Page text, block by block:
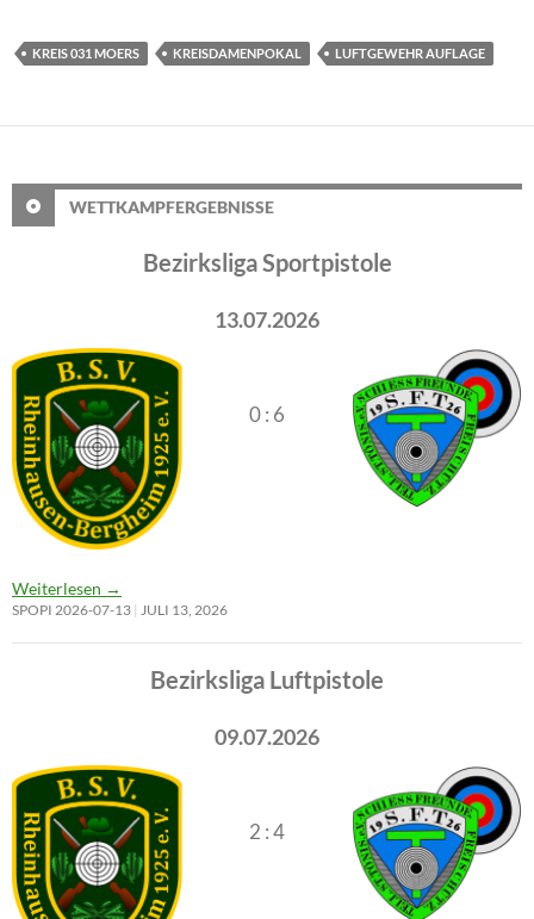
KREIS 031 MOERS KREISDAMENPOKAL LUFTGEWEHR AUFLAGE
WETTKAMPFERGEBNISSE
Bezirksliga Sportpistole
13.07.2026
0 : 6
Weiterlesen →
SPOPI 2026-07-13 JULI 13, 2026
Bezirksliga Luftpistole
09.07.2026
2 : 4